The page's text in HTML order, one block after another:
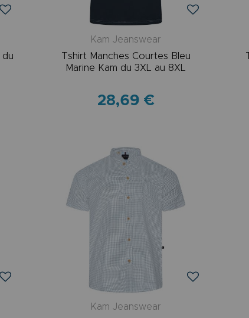
du
Kam Jeanswear
Tshirt Manches Courtes Bleu
Marine Kam du 3XL au 8XL
28,69 €
Kam Jeanswear